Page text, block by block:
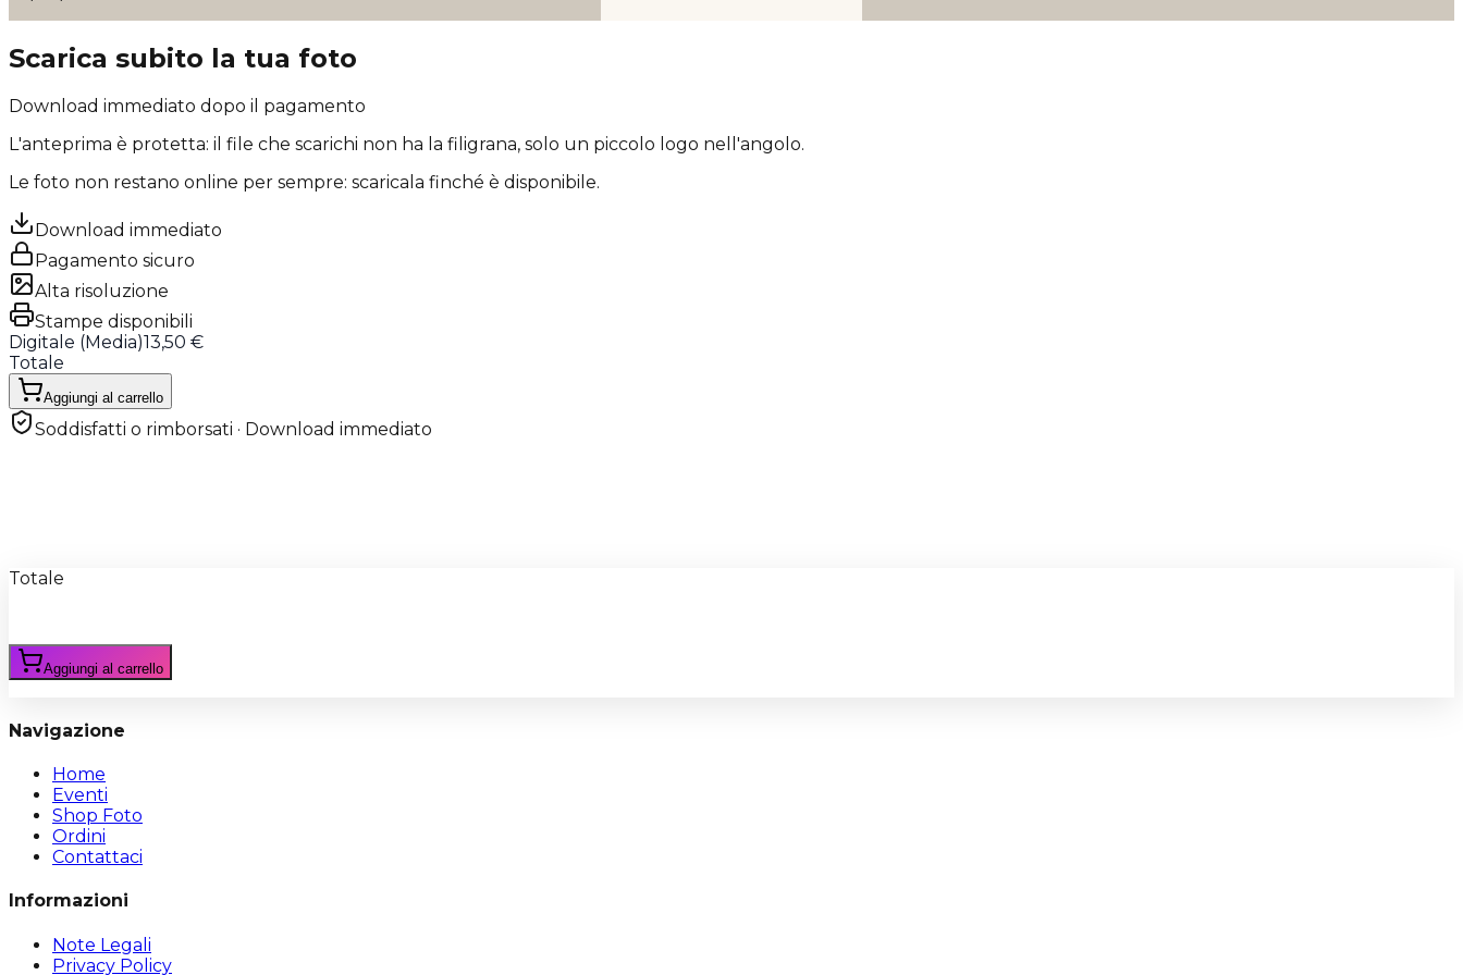
Scarica subito la tua foto
Download immediato dopo il pagamento
L'anteprima è protetta: il file che scarichi non ha la filigrana, solo un piccolo logo nell'angolo.
Le foto non restano online per sempre: scaricala finché è disponibile.
Download immediato
Pagamento sicuro
Alta risoluzione
Stampe disponibili
Digitale (Media)13,50 €
Totale
Aggiungi al carrello
Soddisfatti o rimborsati · Download immediato
Totale
Aggiungi al carrello
Navigazione
Home
Eventi
Shop Foto
Ordini
Contattaci
Informazioni
Note Legali
Privacy Policy